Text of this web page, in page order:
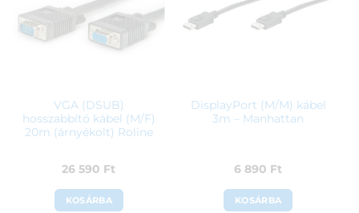
VGA (DSUB)
hosszabbító kábel (M/F)
20m (árnyékolt) Roline
26 590 Ft
KOSÁRBA
DisplayPort (M/M) kábel
3m – Manhattan
6 890 Ft
KOSÁRBA